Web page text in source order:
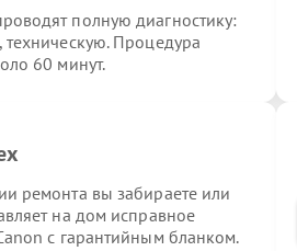
полную диагностику:
техническую. Процедура
60 минут.
ремонта вы забираете или
на дом исправное
с гарантийным бланком.